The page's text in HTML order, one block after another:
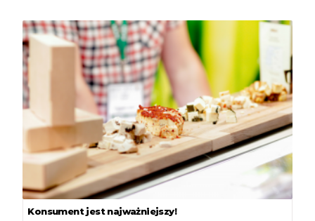
Konsument jest najważniejszy!